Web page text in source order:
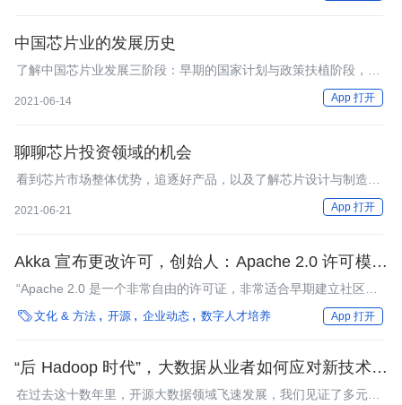
中国芯片业的发展历史
了解中国芯片业发展三阶段：早期的国家计划与政策扶植阶段，中
期的市场带动产业阶段，和当下的政策与金融资金的双轮驱动阶段
2021-06-14 App 打开
聊聊芯片投资领域的机会
看到芯片市场整体优势，追逐好产品，以及了解芯片设计与制造领
2021-06-21 App 打开
Akka 宣布更改许可，创始人：Apache 2.0 许可模式
风险越来越大
“Apache 2.0 是一个非常自由的许可证，非常适合早期建立社区的
小型开源项目。”
文化 & 方法 开源 企业动态 数字人才培养 App 打开
“后 Hadoop 时代”，大数据从业者如何应对新技术趋
势带来的挑战?
在过去这十数年里，开源大数据领域飞速发展，我们见证了多元化